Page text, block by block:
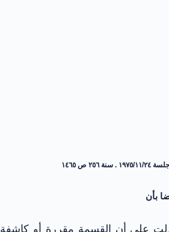
٢٥٦ ص ١٤٦٥
بأن
قد دلت على أن القسمة مقررة أو كاشفة